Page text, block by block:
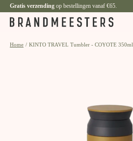
Gratis verzending op bestellingen vanaf €65.
Home / KINTO TRAVEL Tumbler - COYOTE 350ml